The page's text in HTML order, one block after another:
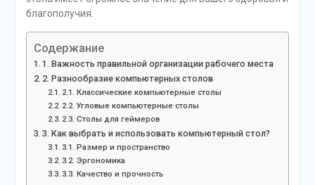
благополучия.
Содержание
1. Важность правильной организации рабочего места
2. Разнообразие компьютерных столов
2.1. Классические компьютерные столы
2.2. Угловые компьютерные столы
2.3. Столы для геймеров
3. Как выбрать и использовать компьютерный стол?
3.1. Размер и пространство
3.2. Эргономика
3.3. Качество и прочность